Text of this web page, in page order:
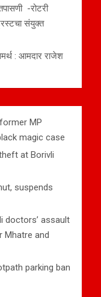
-रोटरी
ट्रस्टचा संयुक्त
: आमदार राजेश
MP
magic case
at Borivli
suspends
doctors’ assault
Mhatre and
parking ban